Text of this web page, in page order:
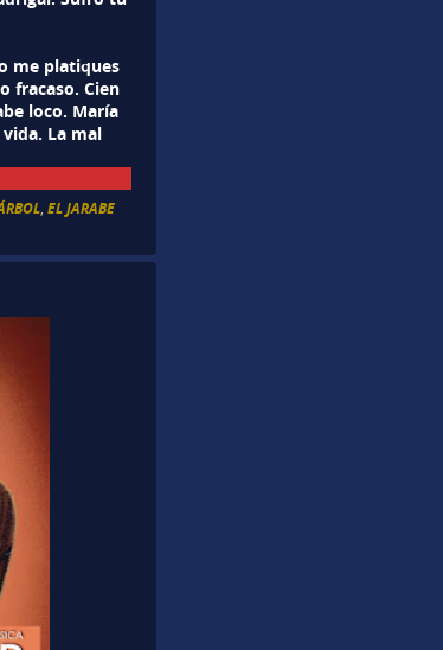
me platiques
fracaso. Cien
loco. María
vida. La mal
,EL JARABE